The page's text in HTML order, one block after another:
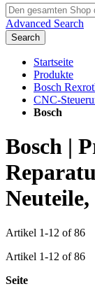
Advanced Search
Search
Startseite
Produkte
Bosch
CNC-
Bosch
Bosch |
Neuteile,
Artikel 1-12 of86
Artikel 1-12 of86
Seite